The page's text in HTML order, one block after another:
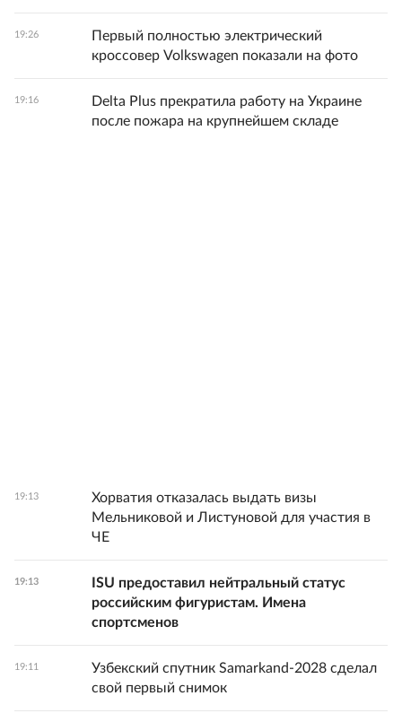
19:26
Первый полностью электрический
кроссовер Volkswagen показали на фото
19:16
Delta Plus прекратила работу на Украине
после пожара на крупнейшем складе
19:13
Хорватия отказалась выдать визы
Мельниковой и Листуновой для участия в
ЧЕ
19:13
ISU предоставил нейтральный статус
российским фигуристам. Имена
спортсменов
19:11
Узбекский спутник Samarkand-2028 сделал
свой первый снимок